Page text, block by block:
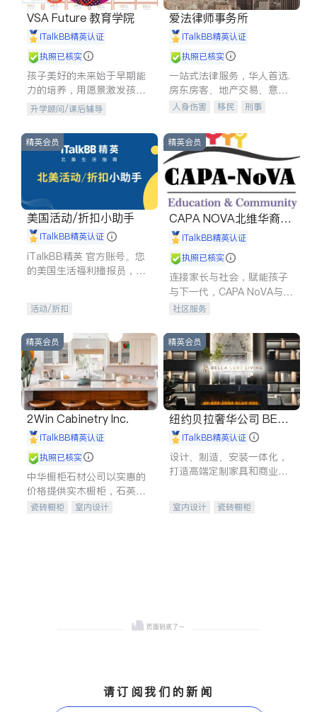
VSA Future 教育学院
iTalkBB精英认证
执照已核实
孩子美好的未来始于早期能
力的培养，用愿景激发孩子
的学习潜力和动力。理念：
拥有成长型心态是成功的基
石。
升学顾问/课后辅导
爱法律师事务所
iTalkBB精英认证
执照已核实
一站式法律服务，华人首选.
房东房客、地产交易、意外
伤害、车祸重伤、商业诉
建筑合同、刑事案件全包办
人身伤害 移民
刑事
信托/遗嘱
商业
索赔
律师-其它 保释
精英会员
美国活动/折扣小助手
iTalkBB精英认证
iTalkBB精英 官方账号。您
的美国生活福利播报员，精
专属福利。
活动/折扣
精英会员
CAPA NOVA北维华裔家
长会iTalkBB精英认证
执照已核实
连接家长与社会，赋能孩子
与下一代，CAPA NoVA与您
携手建设包容、公平、充满
社区服务
精英会员
2Win Cabinetry Inc.
iTalkBB精英认证
执照已核实
中华橱柜石材公司以实惠的
价格提供实木橱柜，石英石
台面，多种优质不锈钢水
瓷砖橱柜
室内设计
精英会员
纽约贝拉奢华公司 BELL
A LUXE
iTalkBB精英认证
设计、制造、安装一体化，
打造高端定制家具和商业空
室内设计
瓷砖橱柜
请订阅我们的新闻